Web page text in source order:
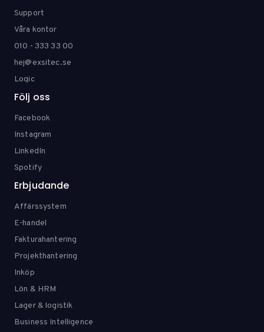
Support
Våra kontor
010 - 333 33 00
hej@exsitec.se
Loqic
Följ oss
Facebook
Instagram
LinkedIn
Spotify
Erbjudande
Affärssystem
E-handel
Fakturahantering
Projekthantering
Inköp
Lön & HRM
Lager & logistik
Business Intelligence